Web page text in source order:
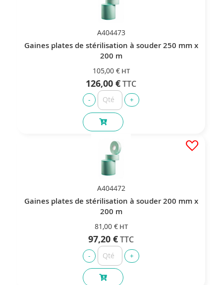
A404473
Gaines plates de stérilisation à souder 250 mm x
200 m
105,00 €
126,00 €
A404472
Gaines plates de stérilisation à souder 200 mm x
200 m
81,00 €
97,20 €